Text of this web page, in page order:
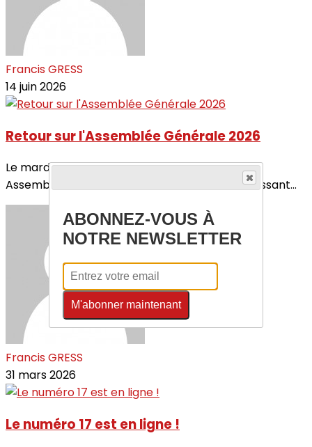
Francis GRESS
14 juin 2026
Retour sur l'Assemblée Générale 2026
Le mardi 31 mars 2026, notre comité a tenu son
Assemblée Générale en visioconférence, réunissant...
Francis GRESS
31 mars 2026
Le numéro 17 est en ligne !
ABONNEZ-VOUS À
NOTRE NEWSLETTER
M'abonner maintenant